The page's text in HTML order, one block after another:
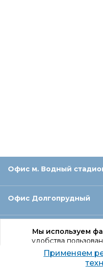
Мы используем
удобства
качества
Продолжая
Офис м. Водный
Офис Долгопрудный
Офис Санкт‑Петербург
Оформление заказа
Применяем